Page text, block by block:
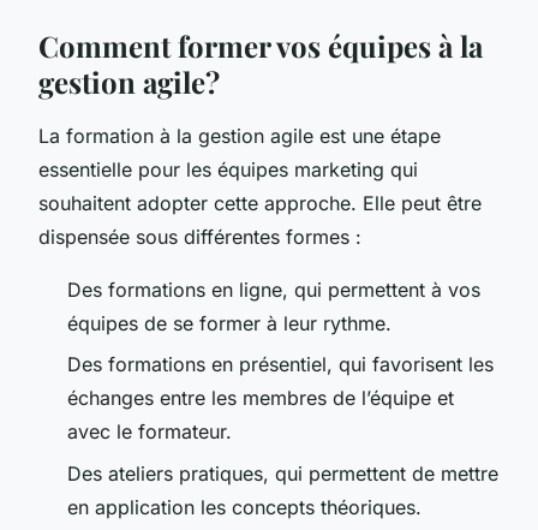
Comment former vos équipes à la
gestion agile?
La formation à la gestion agile est une étape
essentielle pour les équipes marketing qui
souhaitent adopter cette approche. Elle peut être
dispensée sous différentes formes :
Des formations en ligne, qui permettent à vos
équipes de se former à leur rythme.
Des formations en présentiel, qui favorisent les
échanges entre les membres de l’équipe et
avec le formateur.
Des ateliers pratiques, qui permettent de mettre
en application les concepts théoriques.